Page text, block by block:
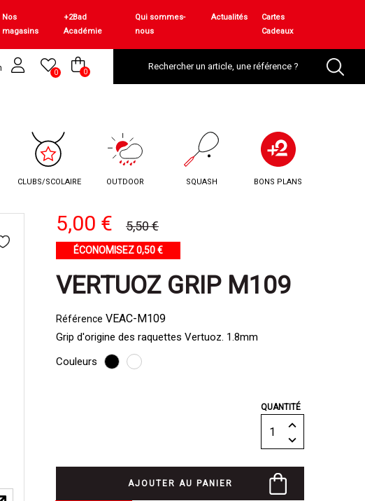
Nos
magasins
+2Bad
Académie
Qui sommes-
nous
Actualités
Cartes
Cadeaux
0 0
CLUBS/SCOLAIRE OUTDOOR SQUASH BONS PLANS
5,00 € 5,50 €
ÉCONOMISEZ 0,50 €
VERTUOZ GRIP M109
Référence VEAC-M109
Grip d'origine des raquettes Vertuoz. 1.8mm
Couleurs
QUANTITÉ
AJOUTER AU PANIER